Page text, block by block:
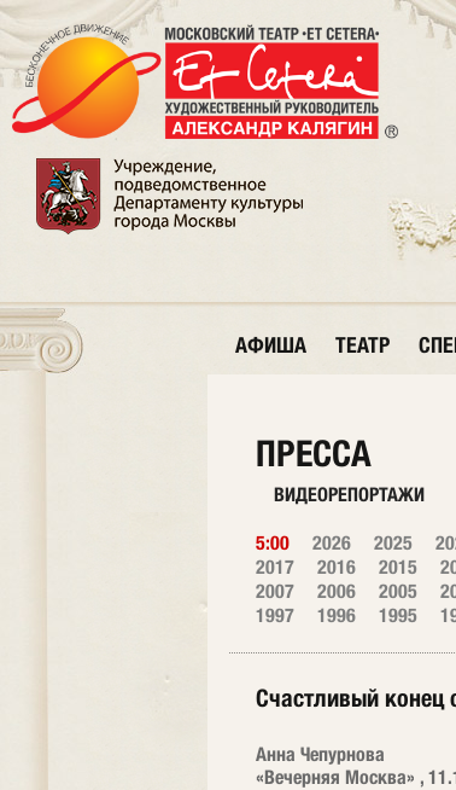
АФИША ТЕАТР
ПРЕССА
ВИДЕОРЕПОРТАЖИ
5:00 2026 2025
2017
2016 2015
2007
2006 2005
1997
1996 1995
Счастливый конец
Анна Чепурнова
«Вечерняя Москва» ,